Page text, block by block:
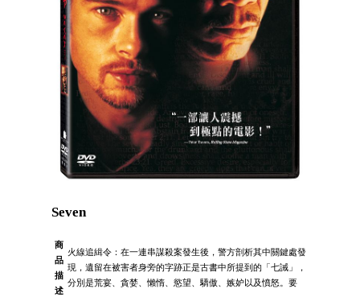
Seven
商
品
描
述
火線追緝令：在一連串謀殺案發生後，警方剖析其中關鍵處發
現，遺留在被害者身旁的字跡正是古書中所提到的「七誡」，
分別是荒宴、貪婪、懶惰、慾望、驕傲、嫉妒以及憤怒。要